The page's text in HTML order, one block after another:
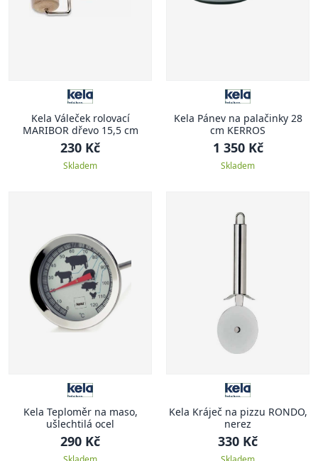
Kela Váleček rolovací
MARIBOR dřevo 15,5 cm
230 Kč
Skladem
Kela Pánev na palačinky 28
cm KERROS
1 350 Kč
Skladem
Kela Teploměr na maso,
ušlechtilá ocel
290 Kč
Kela Kráječ na pizzu RONDO,
nerez
330 Kč